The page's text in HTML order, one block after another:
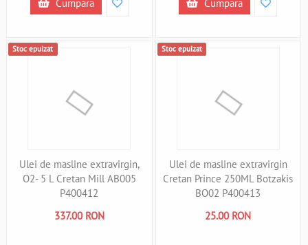
Cumpara Cumpara
Stoc epuizat
Ulei de masline extravirgin,
O2- 5 L Cretan Mill AB005
P400412
337.00 RON
Stoc epuizat
Ulei de masline extravirgin
Cretan Prince 250ML Botzakis
BO02 P400413
25.00 RON